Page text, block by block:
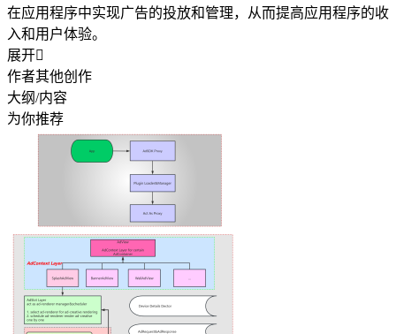
在应用程序中实现广告的投放和管理，从而提高应用程序的收
入和用户体验。
展开
作者其他创作
大纲/内容
为你推荐